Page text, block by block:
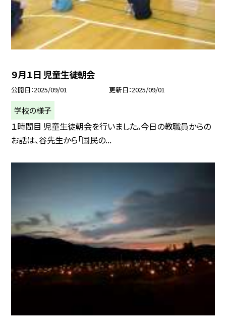
９月１日 児童生徒朝会
公開日 2025/09/01 更新日 2025/09/01
学校の様子
１時間目 児童生徒朝会を行いました。今日の教職員からの
お話は、谷先生から「国民の...